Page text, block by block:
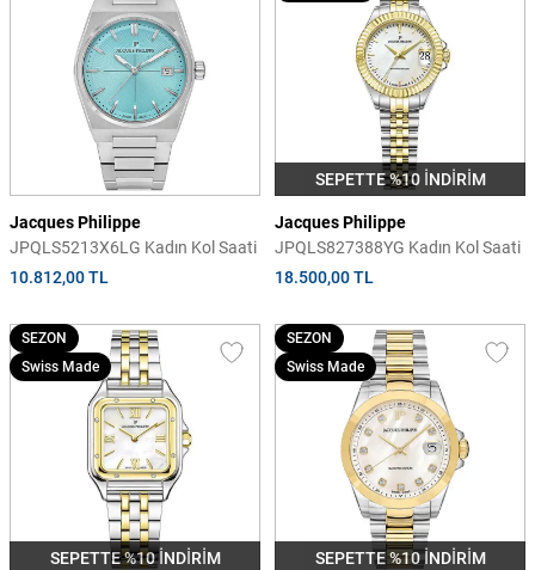
Jacques Philippe
JPQLS5213X6LG Kadın Kol Saati
10.812,00 TL
SEPETTE %10 İNDİRİM
Jacques Philippe
JPQLS827388YG Kadın Kol Saati
18.500,00 TL
SEPETTE %10 İNDİRİM
SEZON
Swiss Made
SEPETTE %10 İNDİRİM
SEZON
Swiss Made